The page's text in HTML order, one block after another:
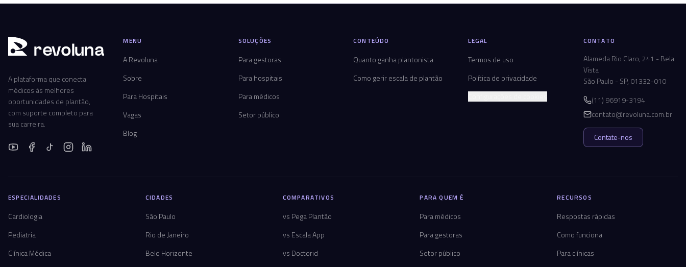
revoluna
A plataforma que conecta
médicos às melhores
oportunidades de plantão,
com suporte completo para
sua carreira.
MENU
A Revoluna
Sobre
Para Hospitais
Vagas
Blog
SOLUÇÕES
Para gestoras
Para hospitais
Para médicos
Setor público
CONTEÚDO
Quanto ganha plantonista
Como gerir escala de plantão
LEGAL
Termos de uso
Política de privacidade
CONTATO
Alameda Rio Claro, 241 - Bela
Vista
São Paulo - SP, 01332-010
(11) 96919-3194
contato@revoluna.com.br
Contate-nos
ESPECIALIDADES
Cardiologia
Pediatria
Clínica Médica
CIDADES
São Paulo
Rio de Janeiro
Belo Horizonte
COMPARATIVOS
vs Pega Plantão
vs Escala App
vs Doctorid
PARA QUEM É
Para médicos
Para gestoras
Setor público
RECURSOS
Respostas rápidas
Como funciona
Para clínicas